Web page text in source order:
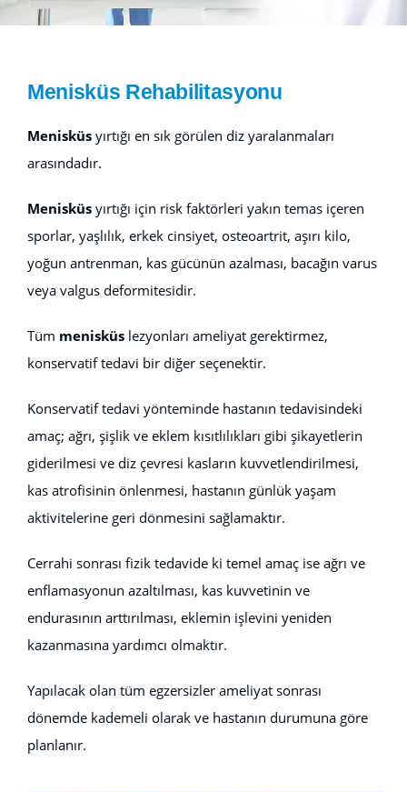
İLETİŞİM
Menisküs Rehabilitasyonu
Menisküs yırtığı en sık görülen diz yaralanmaları
arasındadır.
Menisküsyırtığı için risk faktörleri yakın temas içeren
sporlar, yaşlılık, erkek cinsiyet, osteoartrit, aşırı kilo,
yoğun antrenman, kas gücünün azalması, bacağın varus
veya valgus deformitesidir.
Tüm menisküslezyonları ameliyat gerektirmez,
konservatif tedavi bir diğer seçenektir.
Konservatif tedavi yönteminde hastanın tedavisindeki
amaç; ağrı, şişlik ve eklem kısıtlılıkları gibi şikayetlerin
giderilmesi ve diz çevresi kasların kuvvetlendirilmesi,
kas atrofisinin önlenmesi, hastanın günlük yaşam
aktivitelerine geri dönmesini sağlamaktır.
Cerrahi sonrası fizik tedavide ki temel amaç ise ağrı ve
enflamasyonun azaltılması, kas kuvvetinin ve
endurasının arttırılması, eklemin işlevini yeniden
kazanmasına yardımcı olmaktır.
Yapılacak olan tüm egzersizler ameliyat sonrası
dönemde kademeli olarak ve hastanın durumuna göre
planlanır.